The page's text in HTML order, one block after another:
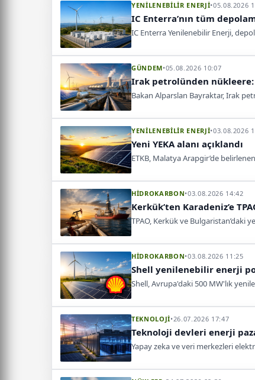
YENİLENEBİLİR ENERJİ•05.08.2026
IC Enterra’nın tüm
IC Enterra Yenilenebilir Enerji,
GÜNDEM•05.08.2026 10:07
Irak petrolünden
Bakan Alparslan Bayraktar, Irak
YENİLENEBİLİR ENERJİ•03.08.2026
Yeni YEKA alanı açıklandı
ETKB, Malatya Arapgir’de
HİDROKARBON•03.08.2026 14:42
Kerkük’ten Karadeniz’e
TPAO, Kerkük ve Bulgaristan’daki
HİDROKARBON•03.08.2026 11:25
Shell yenilenebilir enerji
Shell, Avrupa'daki 500 MW'lık
TEKNOLOJİ•26.07.2026 17:47
Teknoloji devleri enerji
Yapay zeka ve veri merkezleri